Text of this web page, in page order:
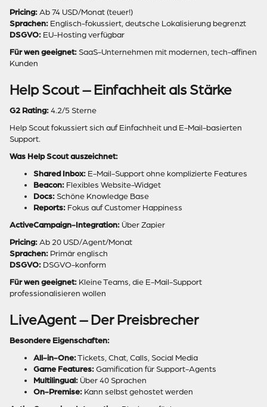
Pricing: Ab 74 USD/Monat (teuer!)
Sprachen: Englisch-fokussiert, deutsche Lokalisierung begrenzt
DSGVO: EU-Hosting verfügbar
Für wen geeignet: SaaS-Unternehmen mit modernen, tech-affinen
Kunden
Help Scout – Einfachheit als Stärke
G2 Rating: 4.2/5 Sterne
Help Scout fokussiert sich auf Einfachheit und E-Mail-basierten
Support.
Was Help Scout auszeichnet:
Shared Inbox: E-Mail-Support ohne komplizierte Features
Beacon: Flexibles Website-Widget
Docs: Schöne Knowledge Base
Reports: Fokus auf Customer Happiness
ActiveCampaign-Integration: Über Zapier
Pricing: Ab 20 USD/Agent/Monat
Sprachen: Primär englisch
DSGVO: DSGVO-konform
Für wen geeignet: Kleine Teams, die E-Mail-Support
professionalisieren wollen
LiveAgent – Der Preisbrecher
Besondere Eigenschaften:
All-in-One:Tickets, Chat, Calls, Social Media
Game Features: Gamification für Support-Agents
Multilingual: Über 40 Sprachen
On-Premise: Kann selbst gehostet werden